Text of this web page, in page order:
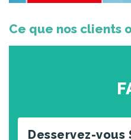
Ce que nos clients
Desservez-vous